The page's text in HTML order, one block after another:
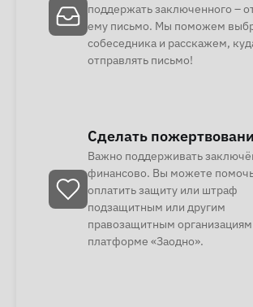
поддержать заключенного –
ему письмо. Мы поможем
собеседника и расскажем,
отправлять письмо!
Сделать
Важно поддерживать
финансово. Вы можете
оплатить защиту или штраф
подзащитным или другим
правозащитным
платформе «Заодно».